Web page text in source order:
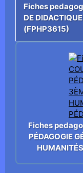
Fiches
DE
(FPHP3615)
Fiches
PÉDAGOGIE